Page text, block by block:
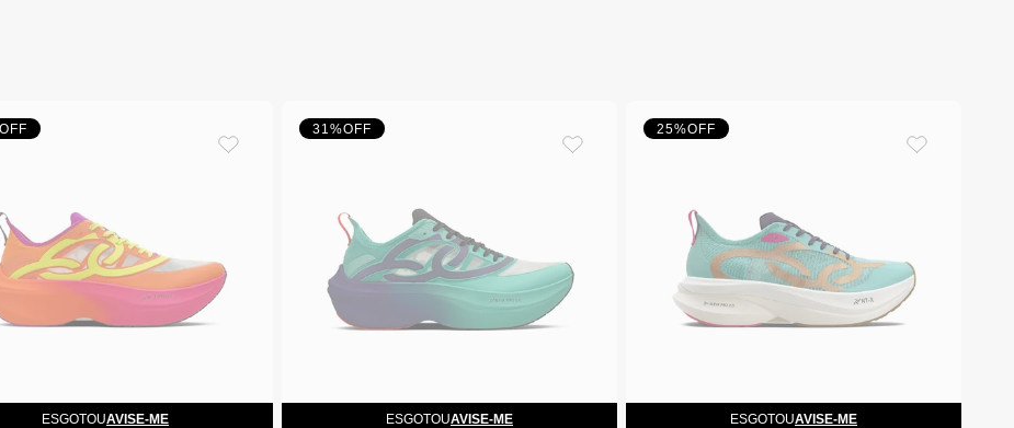
OFF
ESGOTOUAVISE-ME
31%OFF
ESGOTOUAVISE-ME
25%OFF
ESGOTOUAVISE-ME